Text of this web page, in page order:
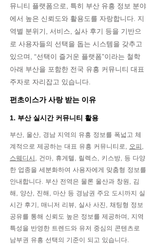
뮤니티 플랫폼으로, 특히 부산 유흥 정보 분야
에서 높은 신뢰도와 활용도를 자랑합니다. 지
역별 분위기, 서비스, 실사 후기 등을 기반으
로 사용자들의 선택을 돕는 시스템을 갖추고
있으며, “선택이 즐거운 플랫폼”이라는 철학
아래 부산을 포함한 전국 유흥 커뮤니티 대표
주자로 자리잡고 있습니다.
펀초이스가 사랑 받는 이유
1. 부산 실시간 커뮤니티 활용
부산, 울산, 경남 지역의 유흥 정보를 폭넓고 체
계적으로 제공하는 대표 유흥 커뮤니티로, 오피 ,
스웨디시 , 건마, 휴게텔, 릴렉스, 키스방, 등 다양
한 업종을 세분화하여 사용자에게 맞춤형 정보를
안내합니다. 부산 전역은 물론 울산과 창원, 김
해, 양산, 진해, 마산 등 경남권 주요 도시까지 실
시간 후기, 매니저 리뷰, 실사 사진, 채팅형 정보
공유를 통해 신뢰도 높은 정보를 제공하며, 지역
특성을 반영한 트렌드와 유저 중심의 콘텐츠로
남부권 유흥 선택의 기준이 되고 있습니다.